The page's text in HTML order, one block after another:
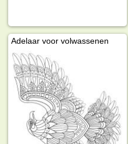
Adelaar voor volwassenen